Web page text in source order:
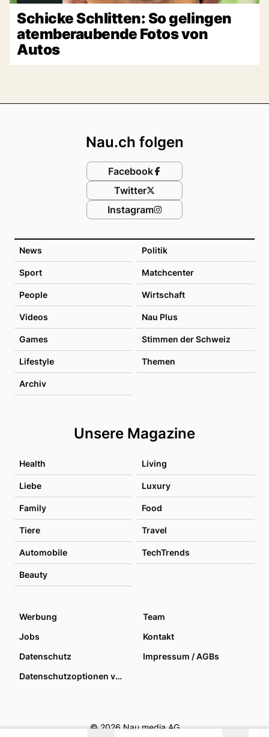
Schicke Schlitten: So gelingen
atemberaubende Fotos von
Autos
News Politik
Sport Matchcenter
People Wirtschaft
Videos Nau Plus
Games Stimmen der Schweiz
Lifestyle Themen
Archiv
Unsere Magazine
Health Living
Liebe Luxury
Family Food
Tiere Travel
Automobile TechTrends
Beauty
Nau.ch folgen
Facebook
Twitter
Instagram
Werbung
Team
Jobs
Kontakt
Datenschutz
Impressum / AGBs
Datenschutzoptionen verwalten
© 2026 Nau media AG